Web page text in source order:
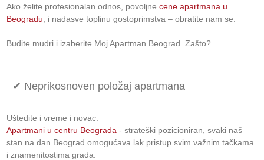
Ako želite profesionalan odnos, povoljnecene apartmana u
Beogradu , i nadasve toplinu gostoprimstva – obratite nam se.
Budite mudri i izaberite Moj Apartman Beograd. Zašto?
✔ Neprikosnoven položaj apartmana
Uštedite i vreme i novac.
Apartmani u centru Beograda - strateški pozicioniran, svaki naš
stan na dan Beograd omogućava lak pristup svim važnim tačkama
i znamenitostima grada.